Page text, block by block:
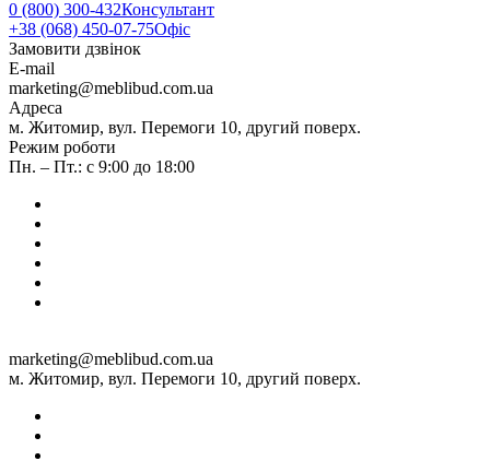
0 (800) 300-432Консультант
+38 (068) 450-07-75Офіс
Замовити дзвінок
E-mail
marketing@meblibud.com.ua
Адреса
м. Житомир, вул. Перемоги 10, другий поверх.
Режим роботи
Пн. – Пт.: с 9:00 до 18:00
marketing@meblibud.com.ua
м. Житомир, вул. Перемоги 10, другий поверх.